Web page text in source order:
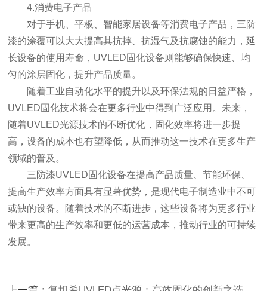
4.消费电子产品
对于手机、平板、智能家居设备等消费电子产品，三防
漆的涂覆可以大大提高其抗摔、抗湿气及抗腐蚀的能力，延
长设备的使用寿命，UVLED固化设备则能够确保快速、均
匀的涂层固化，提升产品质量。
随着工业自动化水平的提升以及环保法规的日益严格，
UVLED固化技术将会在更多行业中得到广泛应用。未来，
随着UVLED光源技术的不断优化，固化效率将进一步提
高，设备的成本也有望降低，从而推动这一技术在更多生产
领域的普及。
三防漆UVLED固化设备在提高产品质量、节能环保、
提高生产效率方面具有显著优势，是现代电子制造业中不可
或缺的设备。随着技术的不断进步，这些设备将为更多行业
带来更高的生产效率和更低的运营成本，推动行业的可持续
发展。